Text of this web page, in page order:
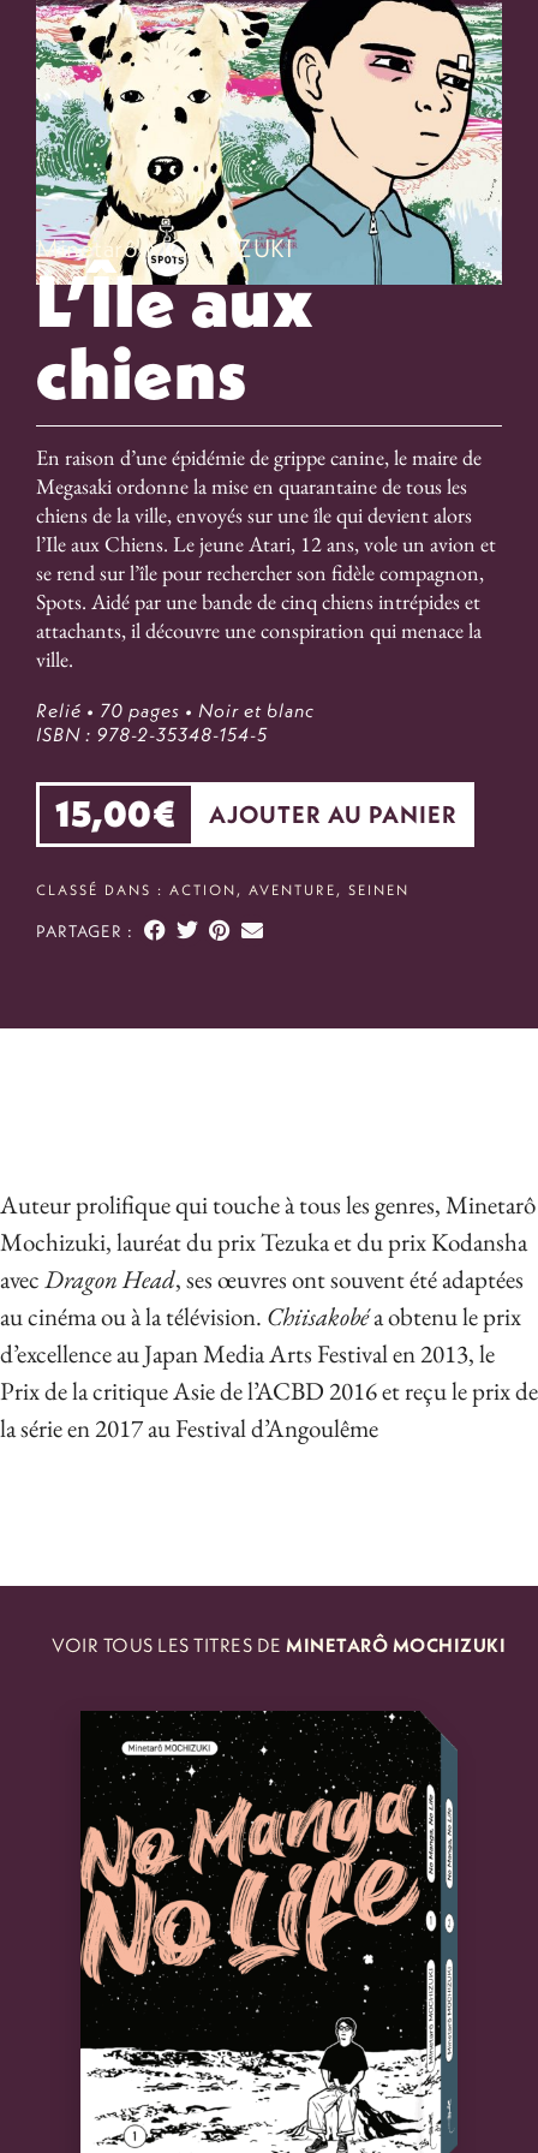
Minetarô MOCHIZUKI
L’Île aux
chiens
En raison d’une épidémie de grippe canine, le maire de
Megasaki ordonne la mise en quarantaine de tous les
chiens de la ville, envoyés sur une île qui devient alors
l’Ile aux Chiens. Le jeune Atari, 12 ans, vole un avion et
se rend sur l’île pour rechercher son fidèle compagnon,
Spots. Aidé par une bande de cinq chiens intrépides et
attachants, il découvre une conspiration qui menace la
ville.
Relié • 70 pages • Noir et blanc
ISBN : 978-2-35348-154-5
15,00€ AJOUTER AU PANIER
CLASSÉ DANS : ACTION , AVENTURE , SEINEN
PARTAGER :
Auteur prolifique qui touche à tous les genres, Minetarô
Mochizuki, lauréat du prix Tezuka et du prix Kodansha
avecDragon Head, ses œuvres ont souvent été adaptées
au cinéma ou à la télévision. Chiisakobéa obtenu le prix
d’excellence au Japan Media Arts Festival en 2013, le
Prix de la critique Asie de l’ACBD 2016 et reçu le prix de
la série en 2017 au Festival d’Angoulême
VOIR TOUS LES TITRES DEMINETARÔ MOCHIZUKI
DU MÊMEAUTEUR